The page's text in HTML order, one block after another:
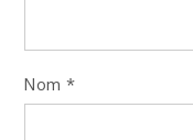
Nom*